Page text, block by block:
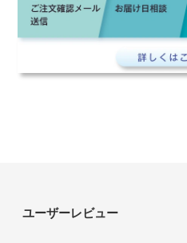
ユーザーレビュー